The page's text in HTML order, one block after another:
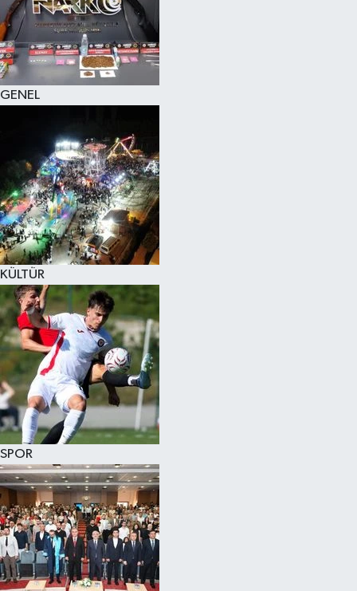
GENEL
KÜLTÜR
SPOR
KÜLTÜR SANAT
MAGAZİN
SAĞLIK
SİYASET
SPOR
TEKNOLOJİ
VİZYONDAKİLER
YAŞAM